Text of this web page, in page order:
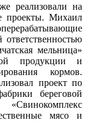
реализовали на
проекты. Михаил
мельница»
продукции и
кормов.
проект по
береговой
мясо и